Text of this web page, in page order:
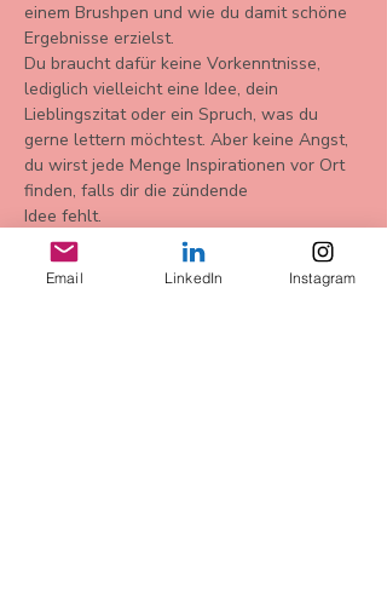
einem Brushpen und wie du damit schöne
Ergebnisse erzielst.
Du braucht dafür keine Vorkenntnisse,
lediglich vielleicht eine Idee, dein
Lieblingszitat oder ein Spruch, was du
gerne lettern möchtest. Aber keine Angst,
du wirst jede Menge Inspirationen vor Ort
finden, falls dir die zündende
Idee fehlt.
Was du bekommst:
Email LinkedIn Instagram